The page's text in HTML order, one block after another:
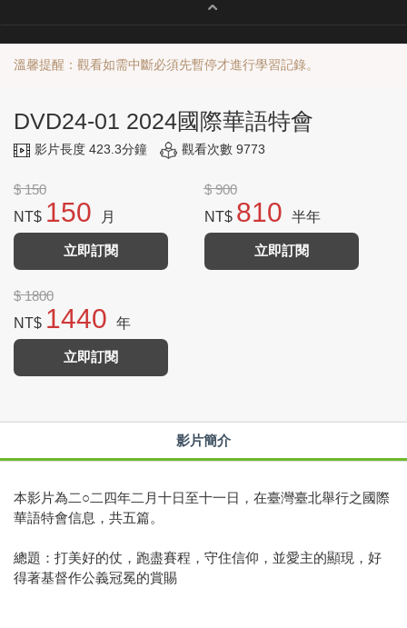
溫馨提醒：觀看如需中斷必須先暫停才進行學習記錄。
DVD24-01 2024國際華語特會
影片長度 423.3分鐘 觀看次數 9773
$ 150
NT$ 150 月
立即訂閱
$ 900
NT$ 810 半年
立即訂閱
$ 1800
NT$ 1440 年
立即訂閱
影片簡介
本影片為二○二四年二月十日至十一日，在臺灣臺北舉行之國際
華語特會信息，共五篇。
總題：打美好的仗，跑盡賽程，守住信仰，並愛主的顯現，好
得著基督作公義冠冕的賞賜